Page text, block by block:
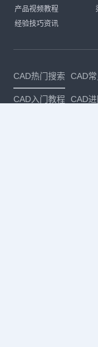
产品视频教程
经验技巧资讯
CAD热门搜索 CAD
CAD入门教程 CAD